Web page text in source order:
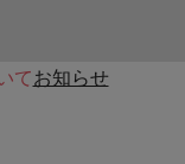
てお知らせ